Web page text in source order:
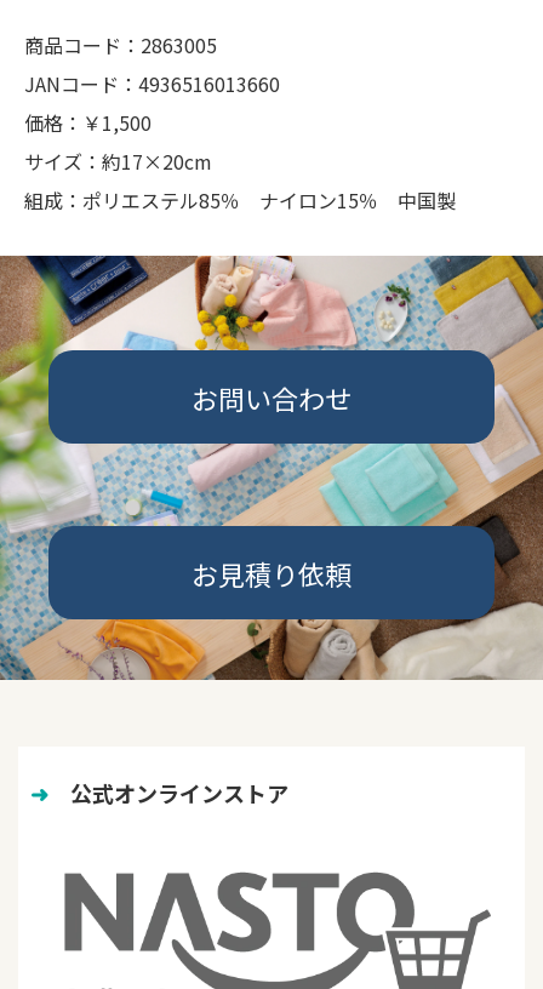
商品コード：2863005
JANコード：4936516013660
価格：￥1,500
サイズ：約17×20cm
組成：ポリエステル85％ ナイロン15％ 中国製
お問い合わせ
お見積り依頼
➜ 公式オンラインストア